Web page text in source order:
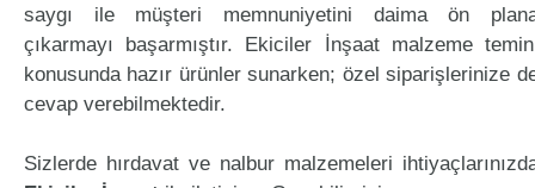
saygı ile müşteri memnuniyetini daima ön
çıkarmayı başarmıştır. Ekiciler İnşaat malzeme
konusunda hazır ürünler sunarken; özel siparişlerinize
cevap verebilmektedir.
Sizlerde hırdavat ve nalbur malzemeleri